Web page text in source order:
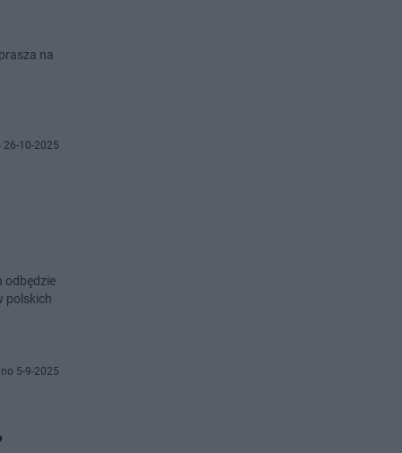
na
26-10-2025
odbędzie
polskich
5-9-2025